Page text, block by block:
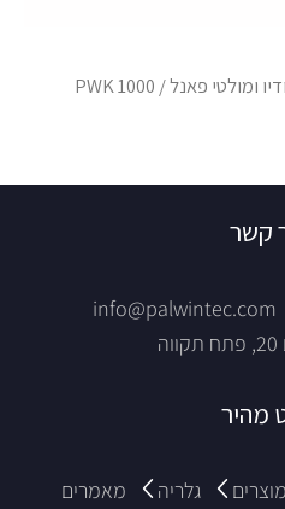
ומולטי פאנל/ PWK 1000
קשר
info@palwintec.com
מהיר
גלריה מאמרים